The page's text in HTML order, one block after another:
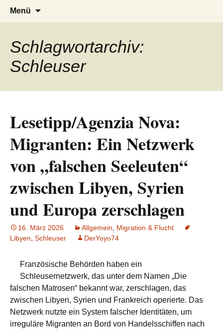
AFRICA live
Seit 1998: Aktuelles aus und mit Bezug
zu Afrika
Menü
Schlagwortarchiv:
Schleuser
Lesetipp/Agenzia Nova:
Migranten: Ein Netzwerk
von „falschen Seeleuten“
zwischen Libyen, Syrien
und Europa zerschlagen
16. März 2026 Allgemein
Migration & Flucht
Libyen Schleuser DerYoyo74
Französische Behörden haben ein
Schleusernetzwerk, das unter dem Namen „Die
falschen Matrosen“ bekannt war, zerschlagen, das
zwischen Libyen, Syrien und Frankreich operierte. Das
Netzwerk nutzte ein System falscher Identitäten, um
irreguläre Migranten an Bord von Handelsschiffen nach